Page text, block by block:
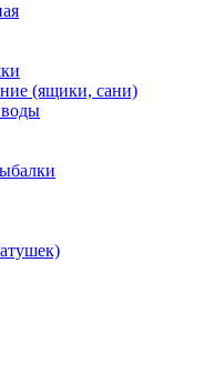
(ящики, сани)